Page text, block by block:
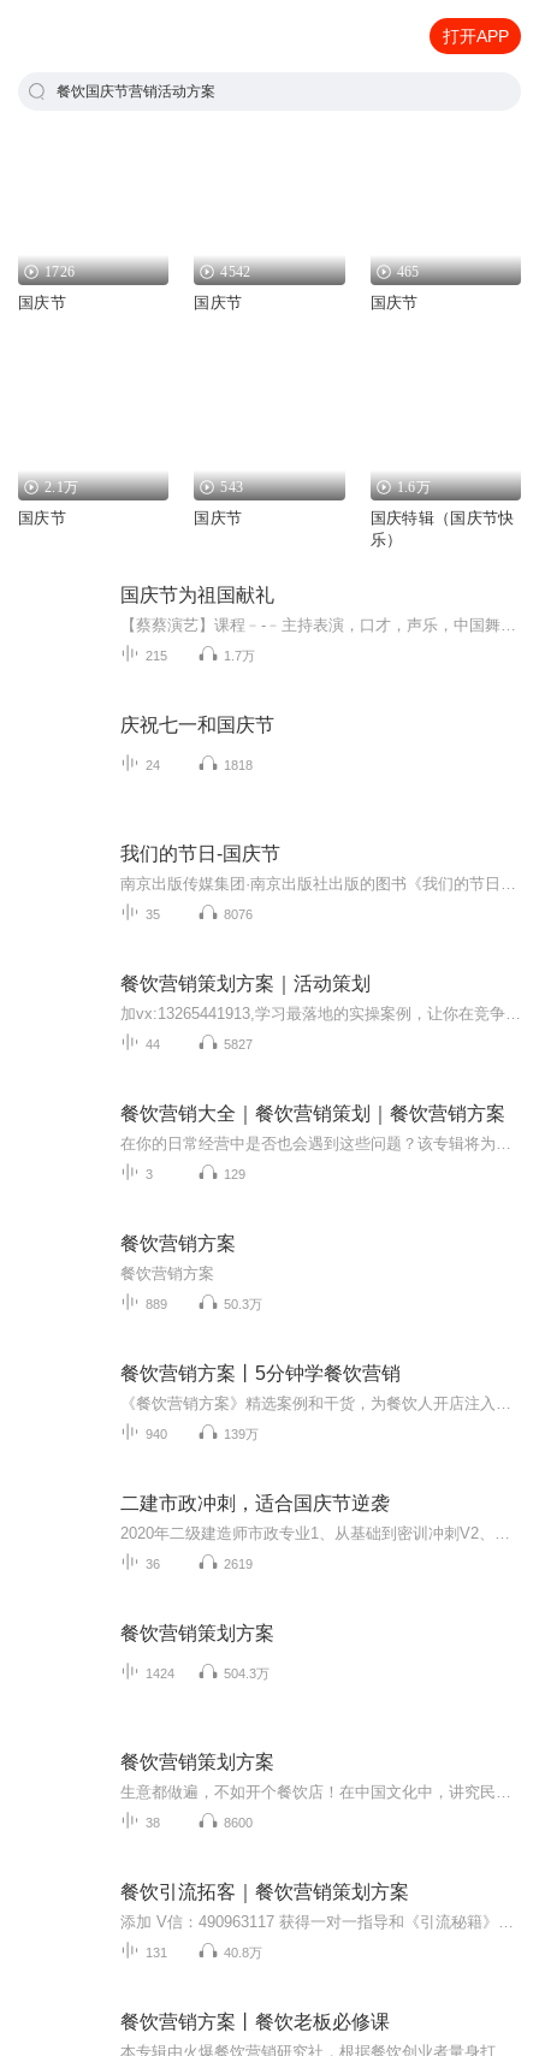
打开APP
餐饮国庆节营销活动方案
1726
国庆节
4542
国庆节
465
国庆节
2.1万
国庆节
543
国庆节
1.6万
国庆特辑（国庆节快
乐）
国庆节为祖国献礼
215 1.7万
庆祝七一和国庆节
24 1818
我们的节日-国庆节
35 8076
餐饮营销策划方案｜活动策划
44 5827
餐饮营销大全｜餐饮营销策划｜餐饮营销方案
3 129
餐饮营销方案
餐饮营销方案
889 50.3万
餐饮营销方案丨5分钟学餐饮营销
940 139万
二建市政冲刺，适合国庆节逆袭
36 2619
餐饮营销策划方案
1424 504.3万
餐饮营销策划方案
38 8600
餐饮引流拓客｜餐饮营销策划方案
131 40.8万
餐饮营销方案丨餐饮老板必修课